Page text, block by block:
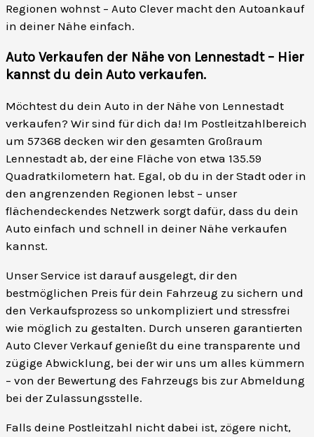
Regionen wohnst – Auto Clever macht den Autoankauf
in deiner Nähe einfach.
Auto Verkaufen der Nähe von Lennestadt – Hier
kannst du dein Auto verkaufen.
Möchtest du dein Auto in der Nähe von Lennestadt
verkaufen? Wir sind für dich da! Im Postleitzahlbereich
um 57368 decken wir den gesamten Großraum
Lennestadt ab, der eine Fläche von etwa 135.59
Quadratkilometern hat. Egal, ob du in der Stadt oder in
den angrenzenden Regionen lebst – unser
flächendeckendes Netzwerk sorgt dafür, dass du dein
Auto einfach und schnell in deiner Nähe verkaufen
kannst.
Unser Service ist darauf ausgelegt, dir den
bestmöglichen Preis für dein Fahrzeug zu sichern und
den Verkaufsprozess so unkompliziert und stressfrei
wie möglich zu gestalten. Durch unseren garantierten
Auto Clever Verkauf genießt du eine transparente und
zügige Abwicklung, bei der wir uns um alles kümmern
– von der Bewertung des Fahrzeugs bis zur Abmeldung
bei der Zulassungsstelle.
Falls deine Postleitzahl nicht dabei ist, zögere nicht,